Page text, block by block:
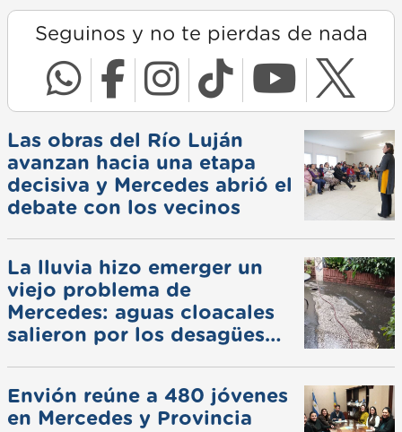
Seguinos y no te pierdas de nada
Las obras del Río Luján
avanzan hacia una etapa
decisiva y Mercedes abrió el
debate con los vecinos
La lluvia hizo emerger un
viejo problema de
Mercedes: aguas cloacales
salieron por los desagües
Envión reúne a 480 jóvenes
en Mercedes y Provincia